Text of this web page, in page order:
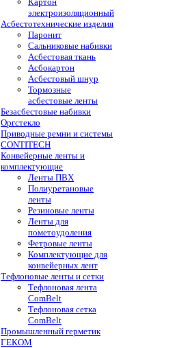
электроизоляционный
Асбестотехнические изделия
Паронит
Сальниковые набивки
Асбестовая ткань
Асбокартон
Асбестовый шнур
Тормозные
асбестовые ленты
Безасбестовые набивки
Оргстекло
Приводные ремни и системы
CONTITECH
Конвейерные ленты и
комплектующие
Ленты ПВХ
Полиуретановые
ленты
Резиновые ленты
Ленты для
пометоудоления
Фетровые ленты
Комплектующие для
конвейерных лент
Тефлоновые ленты и сетки
Тефлоновая лента
ComBelt
Тефлоновая сетка
ComBelt
Промышленный герметик
ГЕКОМ